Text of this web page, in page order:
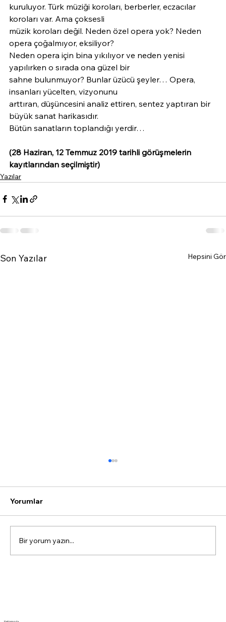
kuruluyor. Türk müziği koroları, berberler, eczacılar
koroları var. Ama çoksesli
müzik koroları değil. Neden özel opera yok? Neden
opera çoğalmıyor, eksiliyor?
Neden opera için bina yıkılıyor ve neden yenisi
yapılırken o sırada ona güzel bir
sahne bulunmuyor? Bunlar üzücü şeyler… Opera,
insanları yücelten, vizyonunu
arttıran, düşüncesini analiz ettiren, sentez yaptıran bir
büyük sanat harikasıdır.
Bütün sanatların toplandığı yerdir…
(28 Haziran, 12 Temmuz 2019 tarihli görüşmelerin
kayıtlarından seçilmiştir)
Yazılar
Son Yazılar Hepsini Gör
Yorumlar
Bir yorum yazın...